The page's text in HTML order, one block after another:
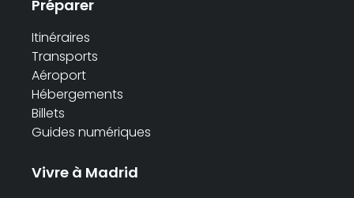
Préparer
Itinéraires
Transports
Aéroport
Hébergements
Billets
Guides numériques
Vivre à Madrid